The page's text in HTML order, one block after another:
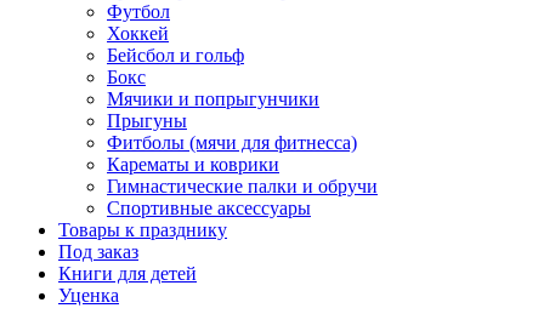
Футбол
Хоккей
Бейсбол и гольф
Бокс
Мячики и попрыгунчики
Прыгуны
Фитболы (мячи для фитнесса)
Карематы и коврики
Гимнастические палки и обручи
Спортивные аксессуары
Товары к празднику
Под заказ
Книги для детей
Уценка